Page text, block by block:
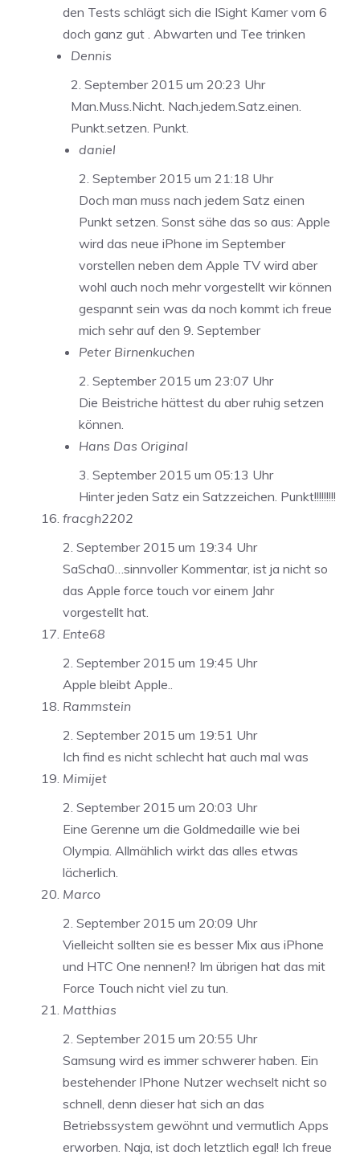
den Tests schlägt sich die ISight Kamer vom 6
doch ganz gut . Abwarten und Tee trinken
Dennis
2. September 2015 um 20:23 Uhr
Man.Muss.Nicht. Nach.jedem.Satz.einen.
Punkt.setzen. Punkt.
daniel
2. September 2015 um 21:18 Uhr
Doch man muss nach jedem Satz einen
Punkt setzen. Sonst sähe das so aus: Apple
wird das neue iPhone im September
vorstellen neben dem Apple TV wird aber
wohl auch noch mehr vorgestellt wir können
gespannt sein was da noch kommt ich freue
mich sehr auf den 9. September
Peter Birnenkuchen
2. September 2015 um 23:07 Uhr
Die Beistriche hättest du aber ruhig setzen
können.
Hans Das Original
3. September 2015 um 05:13 Uhr
Hinter jeden Satz ein Satzzeichen. Punkt!!!!!!!!!
fracgh2202
2. September 2015 um 19:34 Uhr
SaScha0…sinnvoller Kommentar, ist ja nicht so
das Apple force touch vor einem Jahr
vorgestellt hat.
Ente68
2. September 2015 um 19:45 Uhr
Apple bleibt Apple..
Rammstein
2. September 2015 um 19:51 Uhr
Ich find es nicht schlecht hat auch mal was
Mimijet
2. September 2015 um 20:03 Uhr
Eine Gerenne um die Goldmedaille wie bei
Olympia. Allmählich wirkt das alles etwas
lächerlich.
Marco
2. September 2015 um 20:09 Uhr
Vielleicht sollten sie es besser Mix aus iPhone
und HTC One nennen!? Im übrigen hat das mit
Force Touch nicht viel zu tun.
Matthias
2. September 2015 um 20:55 Uhr
Samsung wird es immer schwerer haben. Ein
bestehender IPhone Nutzer wechselt nicht so
schnell, denn dieser hat sich an das
Betriebssystem gewöhnt und vermutlich Apps
erworben. Naja, ist doch letztlich egal! Ich freue